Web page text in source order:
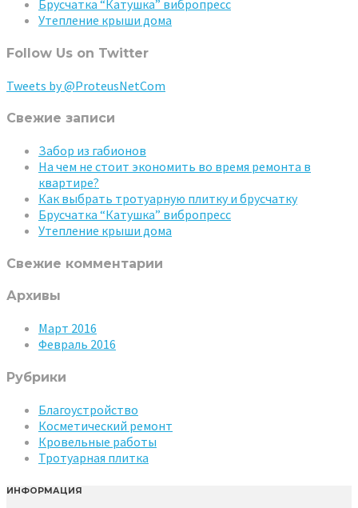
Брусчатка “Катушка” вибропресс
Утепление крыши дома
Follow Us on Twitter
Tweets by @ProteusNetCom
Свежие записи
Забор из габионов
На чем не стоит экономить во время ремонта в
квартире?
Как выбрать тротуарную плитку и брусчатку
Брусчатка “Катушка” вибропресс
Утепление крыши дома
Свежие комментарии
Архивы
Март 2016
Февраль 2016
Рубрики
Благоустройство
Косметический ремонт
Кровельные работы
Тротуарная плитка
ИНФОРМАЦИЯ